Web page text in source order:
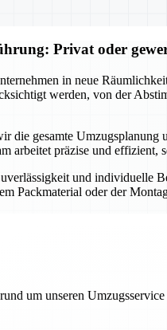
Privat oder
in neue
werden, von der
die gesamte
arbeitet präzise und
und individuelle
Packmaterial oder der
um unseren